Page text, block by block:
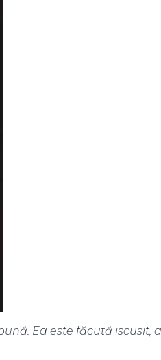
Ea este făcută iscusit,